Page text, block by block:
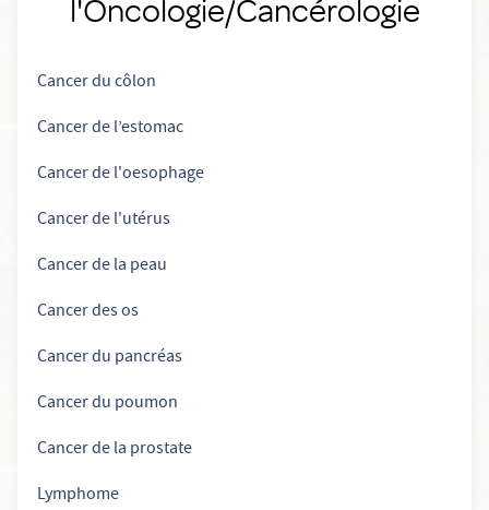
l'Oncologie/Cancérologie
Cancer du côlon
Cancer de l’estomac
Cancer de l'oesophage
Cancer de l'utérus
Cancer de la peau
Cancer des os
Cancer du pancréas
Cancer du poumon
Cancer de la prostate
Lymphome